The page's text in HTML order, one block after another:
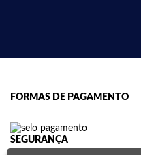
FORMAS DE PAGAMENTO
SEGURANÇA